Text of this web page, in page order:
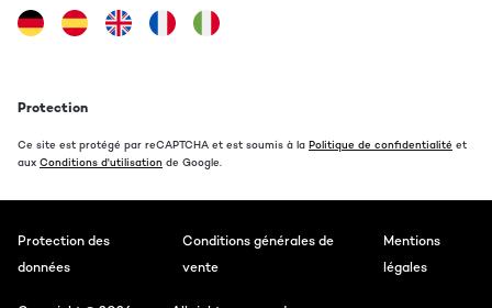
Protection
Ce site est protégé par reCAPTCHA et est soumis à la Politique de confidentialité et
aux Conditions d'utilisation de Google.
Protection des
données
Conditions générales de
vente
Mentions
légales